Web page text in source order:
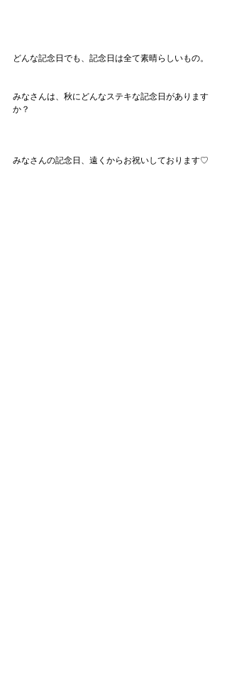
どんな記念日でも、記念日は全て素晴らしいもの。
みなさんは、秋にどんなステキな記念日があります
か？
みなさんの記念日、遠くからお祝いしております♡